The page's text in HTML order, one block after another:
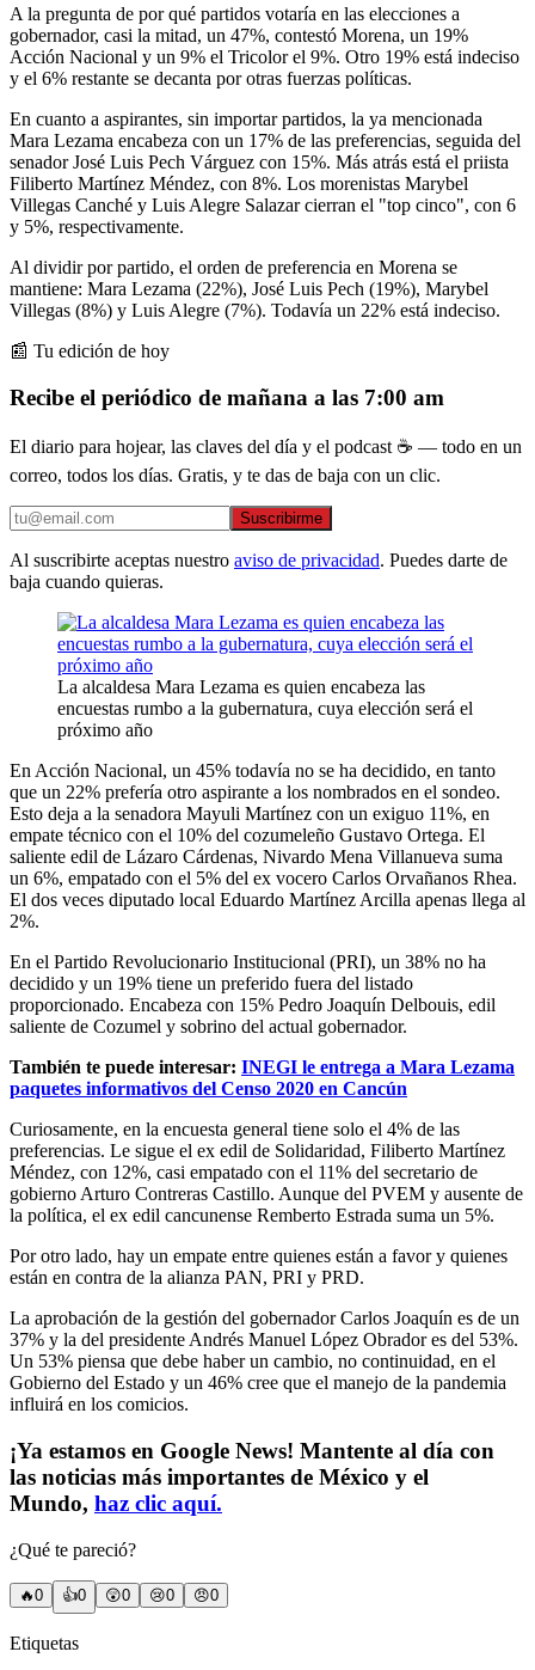
A la pregunta de por qué partidos votaría en las elecciones a
gobernador, casi la mitad, un 47%, contestó Morena, un 19%
Acción Nacional y un 9% el Tricolor el 9%. Otro 19% está indeciso
y el 6% restante se decanta por otras fuerzas políticas.
En cuanto a aspirantes, sin importar partidos, la ya mencionada
Mara Lezama encabeza con un 17% de las preferencias, seguida del
senador José Luis Pech Várguez con 15%. Más atrás está el priista
Filiberto Martínez Méndez, con 8%. Los morenistas Marybel
Villegas Canché y Luis Alegre Salazar cierran el "top cinco", con 6
y 5%, respectivamente.
Al dividir por partido, el orden de preferencia en Morena se
mantiene: Mara Lezama (22%), José Luis Pech (19%), Marybel
Villegas (8%) y Luis Alegre (7%). Todavía un 22% está indeciso.
📰 Tu edición de hoy
Recibe el periódico de mañana a las 7:00 am
El diario para hojear, las claves del día y el podcast ☕ — todo en un
correo, todos los días. Gratis, y te das de baja con un clic.
Suscribirme
Al suscribirte aceptas nuestro aviso de privacidad. Puedes darte de
baja cuando quieras.
La alcaldesa Mara Lezama es quien encabeza las
encuestas rumbo a la gubernatura, cuya elección será el
próximo año
En Acción Nacional, un 45% todavía no se ha decidido, en tanto
que un 22% prefería otro aspirante a los nombrados en el sondeo.
Esto deja a la senadora Mayuli Martínez con un exiguo 11%, en
empate técnico con el 10% del cozumeleño Gustavo Ortega. El
saliente edil de Lázaro Cárdenas, Nivardo Mena Villanueva suma
un 6%, empatado con el 5% del ex vocero Carlos Orvañanos Rhea.
El dos veces diputado local Eduardo Martínez Arcilla apenas llega al
2%.
En el Partido Revolucionario Institucional (PRI), un 38% no ha
decidido y un 19% tiene un preferido fuera del listado
proporcionado. Encabeza con 15% Pedro Joaquín Delbouis, edil
saliente de Cozumel y sobrino del actual gobernador.
También te puede interesar: INEGI le entrega a Mara Lezama
paquetes informativos del Censo 2020 en Cancún
Curiosamente, en la encuesta general tiene solo el 4% de las
preferencias. Le sigue el ex edil de Solidaridad, Filiberto Martínez
Méndez, con 12%, casi empatado con el 11% del secretario de
gobierno Arturo Contreras Castillo. Aunque del PVEM y ausente de
la política, el ex edil cancunense Remberto Estrada suma un 5%.
Por otro lado, hay un empate entre quienes están a favor y quienes
están en contra de la alianza PAN, PRI y PRD.
La aprobación de la gestión del gobernador Carlos Joaquín es de un
37% y la del presidente Andrés Manuel López Obrador es del 53%.
Un 53% piensa que debe haber un cambio, no continuidad, en el
Gobierno del Estado y un 46% cree que el manejo de la pandemia
influirá en los comicios.
¡Ya estamos en Google News! Mantente al día con
las noticias más importantes de México y el
Mundo, haz clic aquí.
¿Qué te pareció?
🔥0 👍0 😲0 😢0 😠0
Etiquetas